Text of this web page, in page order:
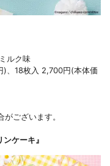
ルク味
)、18枚入 2,700円(本体価
ございます。
ンケーキ』